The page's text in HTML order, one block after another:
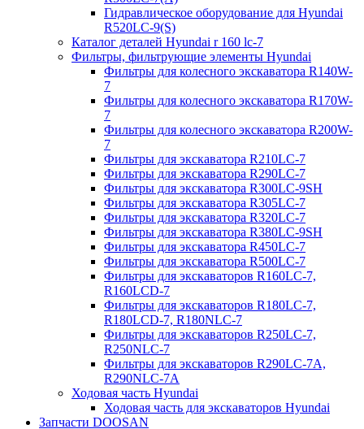
Гидравлическое оборудование для Hyundai
R520LC-9(S)
Каталог деталей Hyundai r 160 lc-7
Фильтры, фильтрующие элементы Hyundai
Фильтры для колесного экскаватора R140W-
7
Фильтры для колесного экскаватора R170W-
7
Фильтры для колесного экскаватора R200W-
7
Фильтры для экскаватора R210LC-7
Фильтры для экскаватора R290LC-7
Фильтры для экскаватора R300LC-9SH
Фильтры для экскаватора R305LC-7
Фильтры для экскаватора R320LC-7
Фильтры для экскаватора R380LC-9SH
Фильтры для экскаватора R450LC-7
Фильтры для экскаватора R500LC-7
Фильтры для экскаваторов R160LC-7,
R160LCD-7
Фильтры для экскаваторов R180LC-7,
R180LCD-7, R180NLC-7
Фильтры для экскаваторов R250LC-7,
R250NLC-7
Фильтры для экскаваторов R290LC-7A,
R290NLC-7A
Ходовая часть Hyundai
Ходовая часть для экскаваторов Hyundai
Запчасти DOOSAN